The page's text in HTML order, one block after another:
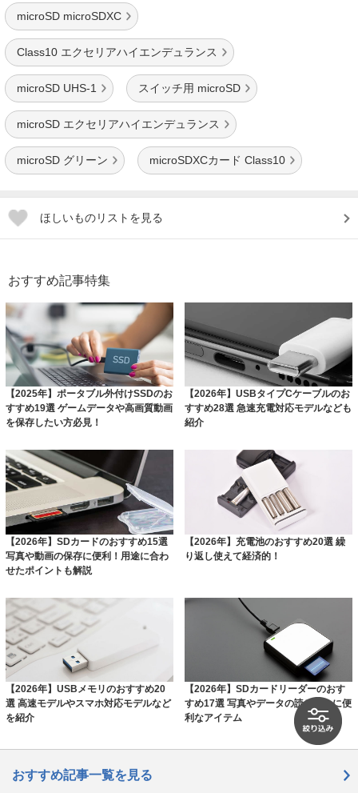
microSD microSDXC
Class10 エクセリアハイエンデュランス
microSD UHS-1 スイッチ用 microSD
microSD エクセリアハイエンデュランス
microSD グリーン microSDXCカード Class10
ほしいものリストを見る
おすすめ記事特集
【2025年】ポータブル外付けSSDのお
すすめ19選 ゲームデータや高画質動画
を保存したい方必見！
【2026年】USBタイプCケーブルのお
すすめ28選 急速充電対応モデルなども
紹介
【2026年】SDカードのおすすめ15選
写真や動画の保存に便利！用途に合わ
せたポイントも解説
【2026年】充電池のおすすめ20選 繰
り返し使えて経済的！
【2026年】USBメモリのおすすめ20
選 高速モデルやスマホ対応モデルなど
を紹介
【2026年】SDカードリーダーのおす
すめ17選 写真やデータの読み込みに便
利なアイテム
おすすめ記事一覧を見る